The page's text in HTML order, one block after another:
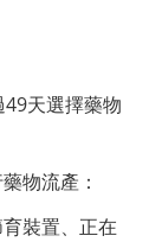
天選擇藥物
物流產：
裝置、正在